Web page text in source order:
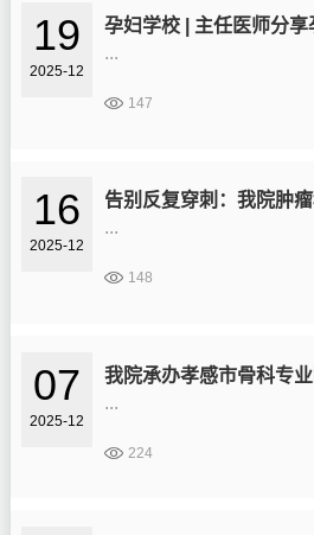
19
2025-12
孕妇学校 | 主任医师分
...
147
16
2025-12
...
148
07
2025-12
...
224